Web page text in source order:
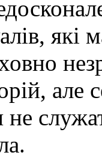
але
не